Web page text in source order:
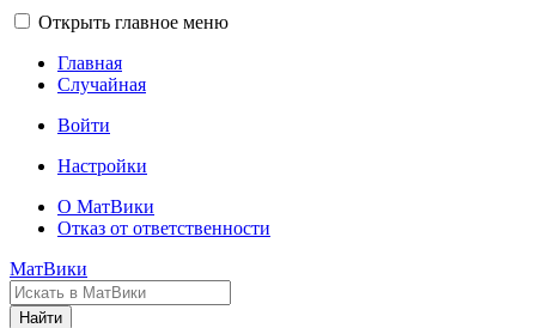
Открыть главное меню
Главная
Случайная
Войти
Настройки
О МатВики
Отказ от ответственности
МатВики
Найти